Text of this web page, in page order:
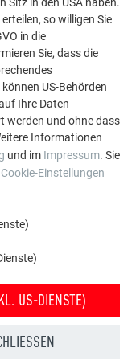
Sie
den langlebigen
und
so willigen Sie
in die
Sie, dass die
US-Behörden
Ihre Daten
werden und ohne dass
Informationen
und im Impressum. Sie
Cookie-Einstellungen
US-DIENSTE)